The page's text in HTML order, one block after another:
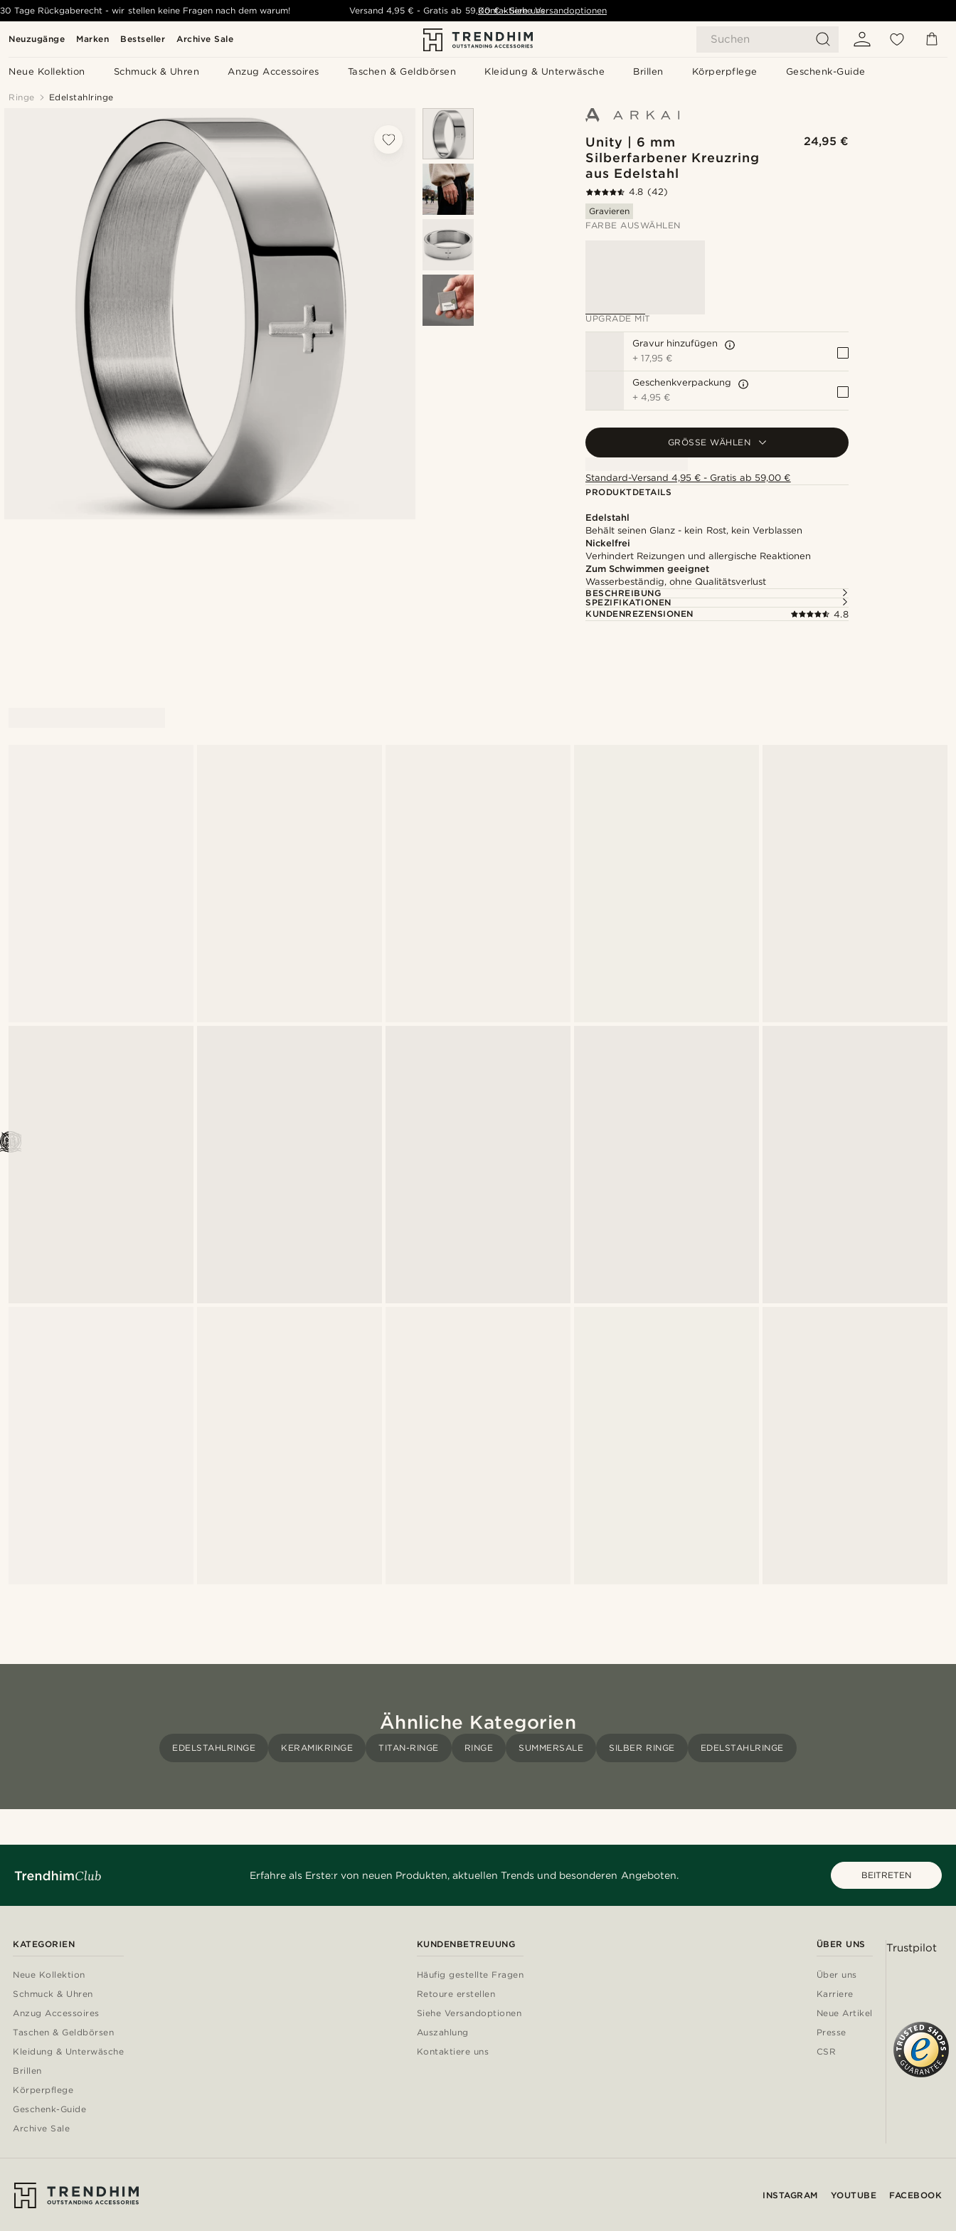
Neuzugänge Marken Bestseller Archive Sale Suchen
Neue Kollektion Schmuck & Uhren Anzug Accessoires Taschen & Geldbörsen Kleidung & Unterwäsche Brillen Körperpflege Geschenk-Guide
30 Tage Rückgaberecht - wir stellen keine Fragen nach dem warum! Versand 4,95 € -Gratis ab 59,00 € - Siehe Versandoptionen
Kontaktiere uns
Ringe Edelstahlringe
Unity | 6 mm
Silberfarbener Kreuzring
aus Edelstahl
24,95 €
4.8 (42)
Gravieren
FARBE AUSWÄHLEN
UPGRADE MIT
Gravur hinzufügen
+17,95 €
Geschenkverpackung
+4,95 €
GRÖSSE WÄHLEN
Standard-Versand 4,95 € - Gratis ab 59,00 €
PRODUKTDETAILS
Edelstahl
Behält seinen Glanz - kein Rost, kein Verblassen
Nickelfrei
Verhindert Reizungen und allergische Reaktionen
Zum Schwimmen geeignet
Wasserbeständig, ohne Qualitätsverlust
BESCHREIBUNG
SPEZIFIKATIONEN
KUNDENREZENSIONEN
4.8
Ähnliche Kategorien
EDELSTAHLRINGE KERAMIKRINGE TITAN-RINGE RINGE SUMMERSALE SILBER RINGE EDELSTAHLRINGE
Erfahre als Erste:r von neuen Produkten, aktuellen Trends und besonderen Angeboten. BEITRETEN
KATEGORIEN
Neue Kollektion
Schmuck & Uhren
Anzug Accessoires
Taschen & Geldbörsen
Kleidung & Unterwäsche
Brillen
Körperpflege
Geschenk-Guide
Archive Sale
KUNDENBETREUUNG
Häufig gestellte Fragen
Retoure erstellen
Siehe Versandoptionen
Auszahlung
Kontaktiere uns
ÜBER UNS
Über uns
Karriere
Neue Artikel
Presse
CSR
Trustpilot
INSTAGRAM YOUTUBE FACEBOOK